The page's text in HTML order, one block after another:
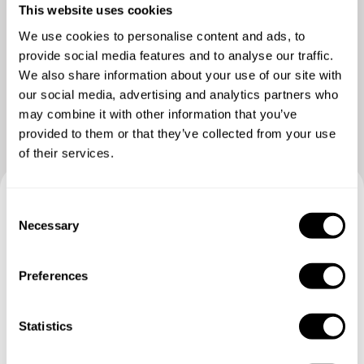
This website uses cookies
We use cookies to personalise content and ads, to
provide social media features and to analyse our traffic.
We also share information about your use of our site with
our social media, advertising and analytics partners who
may combine it with other information that you’ve
provided to them or that they’ve collected from your use
of their services.
Necessary
Preferences
Statistics
Book din oplevelse med Tim
Angiv detaljerne for dine anmodninger, og kokken vil
sende dig en brugerdefineret menu til dig.